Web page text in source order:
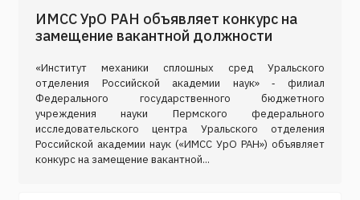
ИМСС УрО РАН объявляет конкурс на
замещение вакантной должности
«Институт механики сплошных сред Уральского
отделения Российской академии наук» ‑ филиал
Федерального государственного бюджетного
учреждения науки Пермского федерального
исследовательского центра Уральского отделения
Российской академии наук («ИМСС УрО РАН») объявляет
конкурс на замещение вакантной...